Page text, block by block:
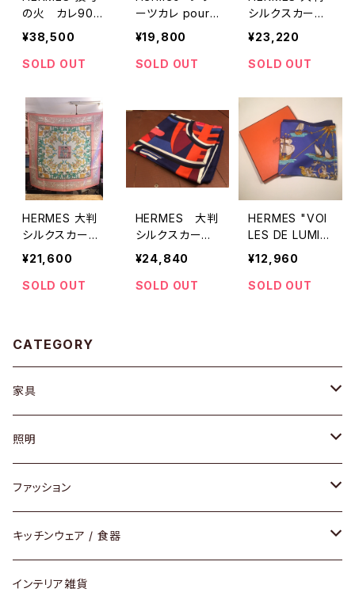
の火 カレ90
スカーフ
¥38,500
SOLD OUT
ーツカレ pourv
u quon ait livv
esse"
¥19,800
SOLD OUT
シルクスカー
フ MANEGE
乗馬柄
¥23,220
SOLD OUT
HERMES 大判
シルクスカーフ
EARLY AMERIC
¥21,600
SOLD OUT
HERMES 大判
シルクスカーフR
IALTO
¥24,840
SOLD OUT
HERMES "VOI
LES DE LUMIE
RE 光の帆船柄
スカーフ"
¥12,960
SOLD OUT
CATEGORY
家具
ソファ / ベンチ
チェア / スツール
ダイニングセット / ダイニングテーブル
ローテーブル / サイドテーブル
照明
ペンダントライト
テーブルランプ / デスクスタンド
フロアライト
ファッション
アクセサリー
リング
財布
キッチンウェア / 食器
グラス / タンブラー
インテリア雑貨